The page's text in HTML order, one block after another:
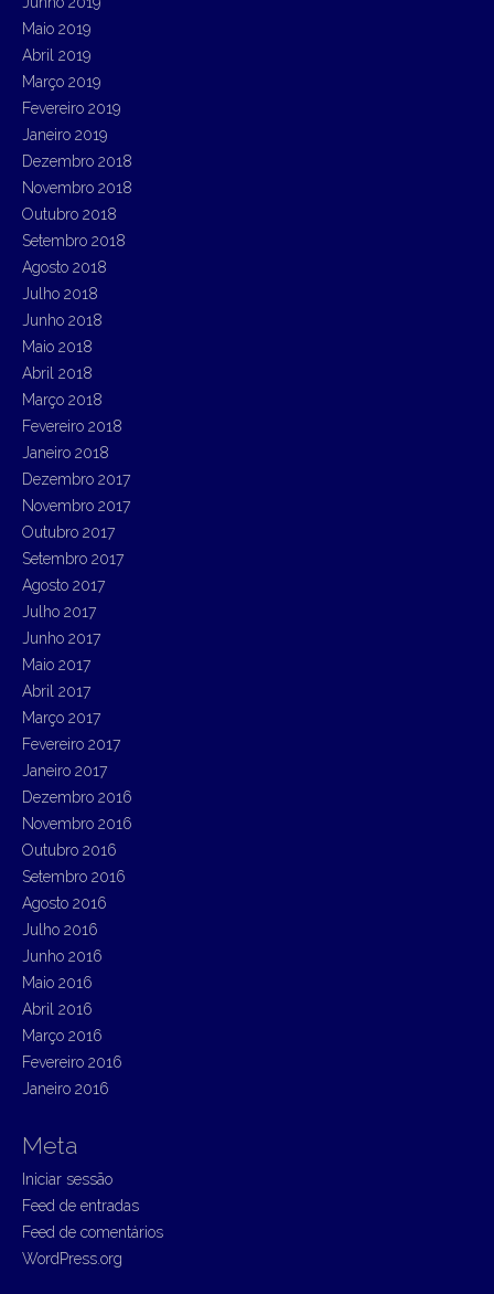
Maio 2019
Abril 2019
Março 2019
Fevereiro 2019
Janeiro 2019
Dezembro 2018
Novembro 2018
Outubro 2018
Setembro 2018
Agosto 2018
Julho 2018
Junho 2018
Maio 2018
Abril 2018
Março 2018
Fevereiro 2018
Janeiro 2018
Dezembro 2017
Novembro 2017
Outubro 2017
Setembro 2017
Agosto 2017
Julho 2017
Junho 2017
Maio 2017
Abril 2017
Março 2017
Fevereiro 2017
Janeiro 2017
Dezembro 2016
Novembro 2016
Outubro 2016
Setembro 2016
Agosto 2016
Julho 2016
Junho 2016
Maio 2016
Abril 2016
Março 2016
Fevereiro 2016
Janeiro 2016
Meta
Iniciar sessão
Feed de entradas
Feed de comentários
WordPress.org